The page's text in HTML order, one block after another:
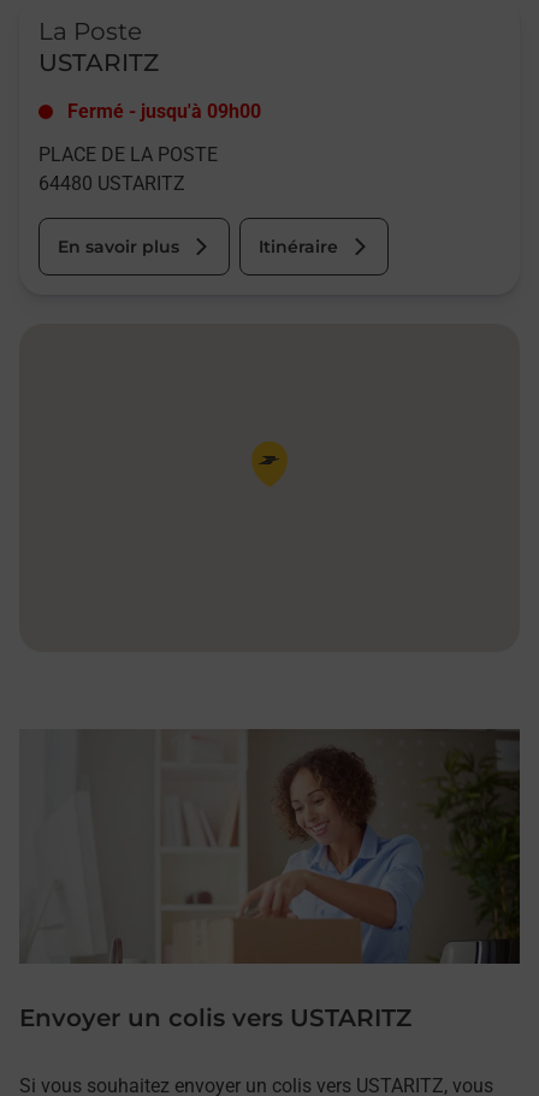
La Poste
USTARITZ
Fermé - jusqu'à 09h00
PLACE DE LA POSTE
64480 USTARITZ
En savoir plus Itinéraire
Pin de la carte
Envoyer un colis vers USTARITZ
Si vous souhaitez envoyer un colis vers USTARITZ, vous